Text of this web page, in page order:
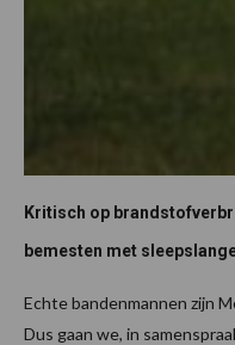
Kritisch op
bemesten met
Echte bandenmannen zijn
Dus gaan we, in